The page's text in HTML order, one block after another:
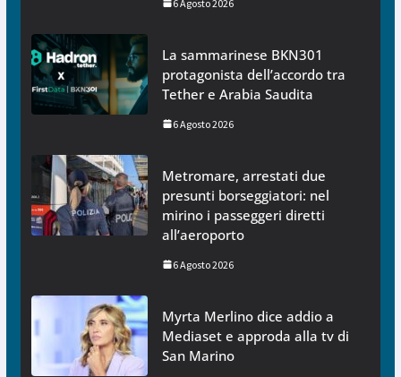
6 Agosto 2026
La sammarinese BKN301
protagonista dell’accordo tra
Tether e Arabia Saudita
6 Agosto 2026
Metromare, arrestati due
presunti borseggiatori: nel
mirino i passeggeri diretti
all’aeroporto
6 Agosto 2026
Myrta Merlino dice addio a
Mediaset e approda alla tv di
San Marino